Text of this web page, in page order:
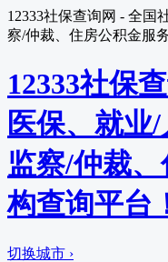
12333社保查询网 - 全国
察/仲裁、住房公积金服
12333社保
医保、就业
监察/仲裁
构查询平台
切换城市 ›